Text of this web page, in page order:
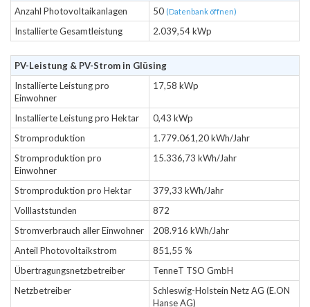
Anzahl Photovoltaikanlagen
50 (Datenbank öffnen)
Installierte Gesamtleistung 2.039,54 kWp
PV-Leistung & PV-Strom in Glüsing
Installierte Leistung pro
Einwohner
17,58 kWp
Installierte Leistung pro Hektar
0,43 kWp
Stromproduktion
1.779.061,20 kWh/Jahr
Stromproduktion pro
Einwohner
15.336,73 kWh/Jahr
Stromproduktion pro Hektar
379,33 kWh/Jahr
Volllaststunden
872
Stromverbrauch aller Einwohner
208.916 kWh/Jahr
Anteil Photovoltaikstrom
851,55 %
Übertragungsnetzbetreiber
TenneT TSO GmbH
Netzbetreiber
Schleswig-Holstein Netz AG (E.ON
Hanse AG)